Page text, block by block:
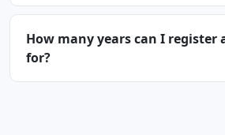
How many years can I register
for?